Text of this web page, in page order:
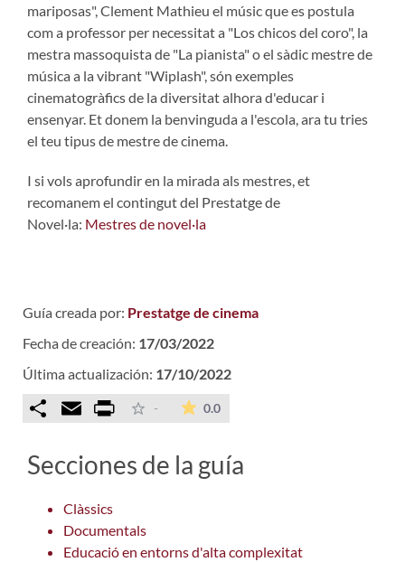
mariposas", Clement Mathieu el músic que es postula
com a professor per necessitat a "Los chicos del coro", la
mestra massoquista de "La pianista" o el sàdic mestre de
música a la vibrant "Wiplash", són exemples
cinematogràfics de la diversitat alhora d'educar i
ensenyar. Et donem la benvinguda a l'escola, ara tu tries
el teu tipus de mestre de cinema.
I si vols aprofundir en la mirada als mestres, et
recomanem el contingut del Prestatge de
Novel·la: Mestres de novel·la
Guía creada por: Prestatge de cinema
Fecha de creación: 17/03/2022
Última actualización: 17/10/2022
Comparteix
Email Print - 0.0La valoración media es de 0
Secciones de la guía
Clàssics
Documentals
Educació en entorns d'alta complexitat